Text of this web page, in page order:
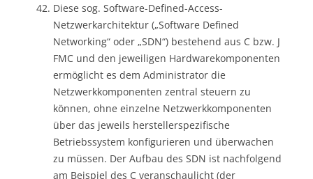
Diese sog. Software-Defined-Access-
Netzwerkarchitektur („Software Defined
Networking“ oder „SDN“) bestehend aus C bzw. J
FMC und den jeweiligen Hardwarekomponenten
ermöglicht es dem Administrator die
Netzwerkkomponenten zentral steuern zu
können, ohne einzelne Netzwerkkomponenten
über das jeweils herstellerspezifische
Betriebssystem konfigurieren und überwachen
zu müssen. Der Aufbau des SDN ist nachfolgend
am Beispiel des C veranschaulicht (der